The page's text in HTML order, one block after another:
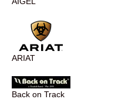
ARIAT
Back on Track